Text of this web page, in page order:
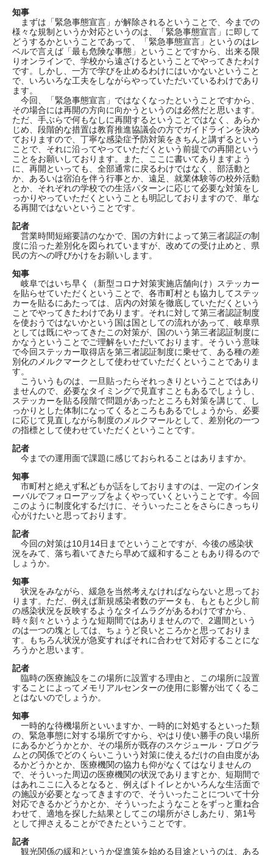
知事
まずは「緊急事態宣言」が解除されるということで、今までの
様々な規制というか対応というのは、「緊急事態宣言」に即して
どうするかということであって、「緊急事態宣言」というのはレ
ベルで言えば「最も危険な事態」ということですから、出来る限
りオンラインで、学校から遠ざけるということでやってきたわけ
です。しかし、一方で学びを止めるわけにはいかないということ
で、いろいろな工夫をしながらやっていただいているわけであり
ます。
今回、「緊急事態宣言」ではなくなったということですから、
その場合には再開の方向に向かうというのは必然だと思います。
ただ、手ぶらで何もなしに再開するということではなく、あらか
じめ、段階的な措置は教育推進協議会の方でガイドラインを決め
ておりますので、丁寧な感染症予防対策をきちんと講ずるという
ことで、それに沿ってやっていただくという前提での再開という
ことをお願いしております。また、ここに書いてありますよう
に、再開といっても、全部通常に戻るわけではなく、部活動と
か、あるいは宿泊を伴う行事とか、遠足、就業体験等の校外活動
とか、それぞれの学校での生活パターンに応じて必要な対策をし
っかりやっていただくということも明記しておりますので、単な
る再開ではないということです。
記者
営業時間短縮要請のなかで、国の方針によって第三者認証の制
度に沿った差別化を図られていますが、改めての受け止めと、県
民の方への呼びかけをお願いします。
知事
岐阜ではいち早く（新型コロナ対策実施店舗向け）ステッカー
を貼らせていただくということで、各市町村とも協力してステッ
カーを貼るにあたっては、店内の対策を徹底していただくという
ことでやってきたわけであります。それに対して第三者認証制度
を使おうではないかという国は国としての流れがあって、岐阜県
としては既にやってきたこの対策が、国のいう第三者認証制度に
かなうということでご理解をいただいております。そういう意味
で今回ステッカー取得店を第三者認証制度に乗せて、ある種の差
別化のメルクマークとして使わせていただくということでありま
す。
こういうものは、一旦貼ったらそれっきりということではあり
ませんので、必要なタイミングで見直すこともあるでしょうし、
ステッカーを貼る段階で問題があったところも対策を講じて、し
っかりとした体制になってくるところもあるでしょうから、必要
に応じて見直しながら制度のメルクマールとして、差別化の一つ
の指標として使わせていただくということです。
記者
今までの運用面で課題に感じておられることはありますか。
知事
市町村と絶えず私どもが話をしておりますのは、一定のインタ
ーバルでフォローアップをよくやっていくということです。今回
このように制度化するだけに、そういったことをさらにきっちり
心がけたいと思っております。
記者
今回の対策は10月14日までということですが、今後の感染状
況をみて、落ち着いてきたら早めて緩和することもあり得るので
しょうか。
知事
状況をみながら、緩急を当然考えなければならないと思ってお
ります。ただ、例えば新規感染者数のデータも、もともと少し前
の感染状況を反映するようなタイムラグがあるわけですから、
時々刻々というような短期間ではありませんので、2週間という
のは一つの塊としては、ちょうど良いところかと思っておりま
す。もちろん状況が急変すればそれに合わせて対応することにな
ろうかと思います。
記者
臨時の医療施設をこの場所に設置する理由と、この場所に設置
することによってメモリアルセンターの使用に影響が出てくるこ
とはないのでしょうか。
知事
一時的な待機場所といいますか、一時的に対処するといった類
の、緊急事態に対する場所ですから、やはり使い勝手の良い場所
にあるかどうかとか、その場所が既存のスケジュール・プログラ
ムとの関係でどのくらいこういう対策に使えるだけの自由度があ
るかどうかとか、医療機関の協力も仰がなくてはなりませんの
で、そういった周辺の医療機関の状況でありますとか、短期間で
はあれここに入るとなると、例えばトイレとかいろんな生活面で
の施設が必要となってきますので、そういったことについて十分
対応できるかどうかとか、そういったようなことをずっと重ね合
わせて、適地を探した結果としてこの場所がさしあたり、第1号
として押さえることができたということです。
記者
観光関係の緩和というか促進策を始める目途というのは、ある